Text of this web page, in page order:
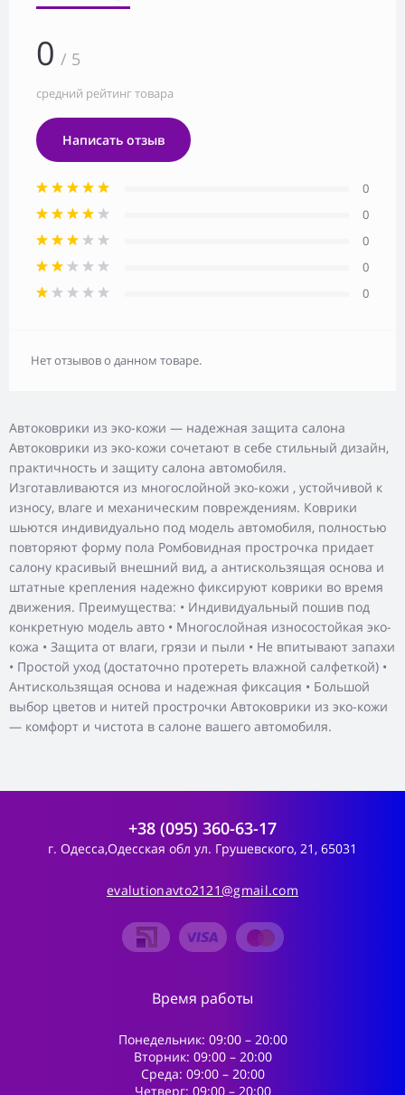
Автоковрики из эко-кожи — надежная защита салона
Автоковрики из эко-кожи сочетают в себе стильный дизайн,
практичность и защиту салона автомобиля.
Изготавливаются из многослойной эко-кожи , устойчивой к
износу, влаге и механическим повреждениям. Коврики
шьются индивидуально под модель автомобиля, полностью
повторяют форму пола Ромбовидная прострочка придает
салону красивый внешний вид, а антискользящая основа и
штатные крепления надежно фиксируют коврики во время
движения. Преимущества: • Индивидуальный пошив под
конкретную модель авто • Многослойная износостойкая эко-
кожа • Защита от влаги, грязи и пыли • Не впитывают запахи
• Простой уход (достаточно протереть влажной салфеткой) •
Антискользящая основа и надежная фиксация • Большой
выбор цветов и нитей прострочки Автоковрики из эко-кожи
— комфорт и чистота в салоне вашего автомобиля.
0 / 5
средний рейтинг товара
Написать отзыв
0
0
0
0
0
Нет отзывов о данном товаре.
+38 (095) 360-63-17
г. Одесса,Одесская обл ул. Грушевского, 21, 65031
evalutionavto2121@gmail.com
Время работы
Понедельник: 09:00 – 20:00
Вторник: 09:00 – 20:00
Среда: 09:00 – 20:00
Четверг: 09:00 – 20:00